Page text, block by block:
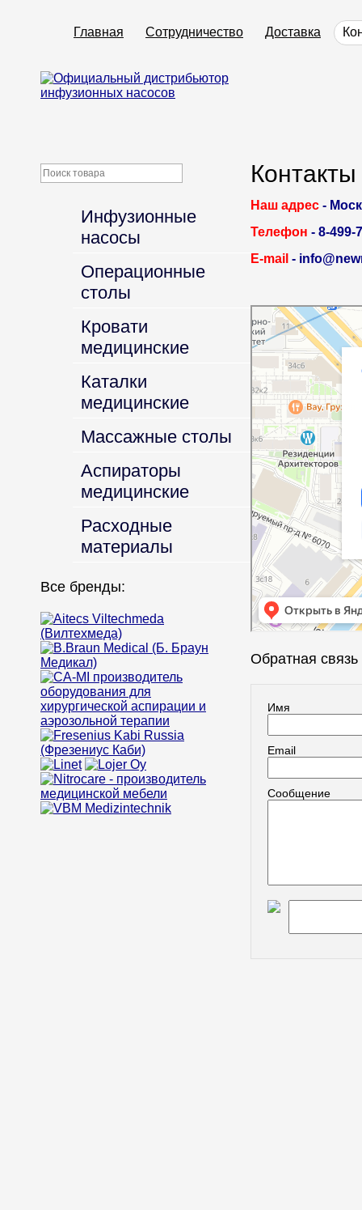
Главная Сотрудничество Доставка
Контакты
Наш адрес -
Телефон - 8-499-
E-mail -
Москва
Семёновская
Обратная связь
Имя
Email
Сообщение
Инфузионные
насосы
Операционные
столы
Кровати
медицинские
Каталки
медицинские
Массажные столы
Аспираторы
медицинские
Расходные
материалы
Все бренды: